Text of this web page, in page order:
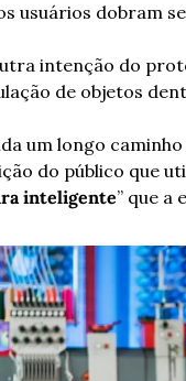
usuários dobram
intenção do
de objetos
um longo
do público que
inteligente” que a